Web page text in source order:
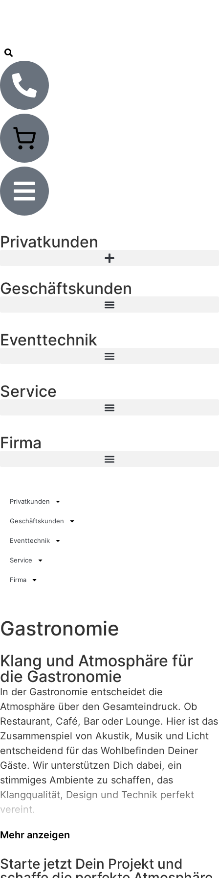
Privatkunden
Geschäftskunden
Eventtechnik
Service
Firma
Privatkunden
Geschäftskunden
Eventtechnik
Service
Firma
Gastronomie
Klang und Atmosphäre für
die Gastronomie
In der Gastronomie entscheidet die
Atmosphäre über den Gesamteindruck. Ob
Restaurant, Café, Bar oder Lounge. Hier ist das
Zusammenspiel von Akustik, Musik und Licht
entscheidend für das Wohlbefinden Deiner
Gäste. Wir unterstützen Dich dabei, ein
stimmiges Ambiente zu schaffen, das
Klangqualität, Design und Technik perfekt
vereint.
Gerade die Raumakustik spielt eine zentrale
Hintergrundgeräusche führen schnell zu
unangenehmem Lärmpegel. Wir entwickeln
Mehr anzeigen
Starte jetzt Dein Projekt und